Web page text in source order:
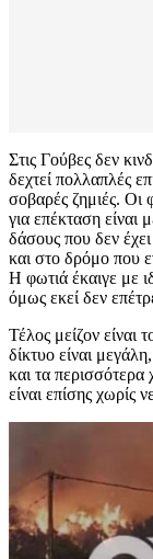
Στις Γούβες δεν
δεχτεί πολλαπλές
σοβαρές ζημιές. Οι
για επέκταση
δάσους που δεν
και στο δρόμο που
Η φωτιά έκαιγε με
όμως εκεί δεν
Τέλος μείζον είναι
δίκτυο είναι
και τα περισσότερα
είναι επίσης χωρίς